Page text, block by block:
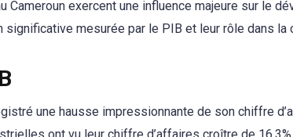
Cameroun exercent une influence majeure sur le
mesurée par le PIB et leur rôle dans la
une hausse impressionnante de son chiffre